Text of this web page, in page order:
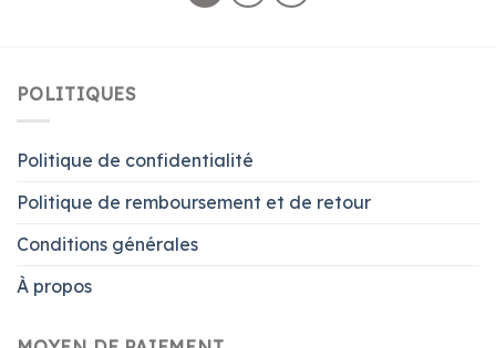
POLITIQUES
Politique de confidentialité
Politique de remboursement et de retour
Conditions générales
À propos